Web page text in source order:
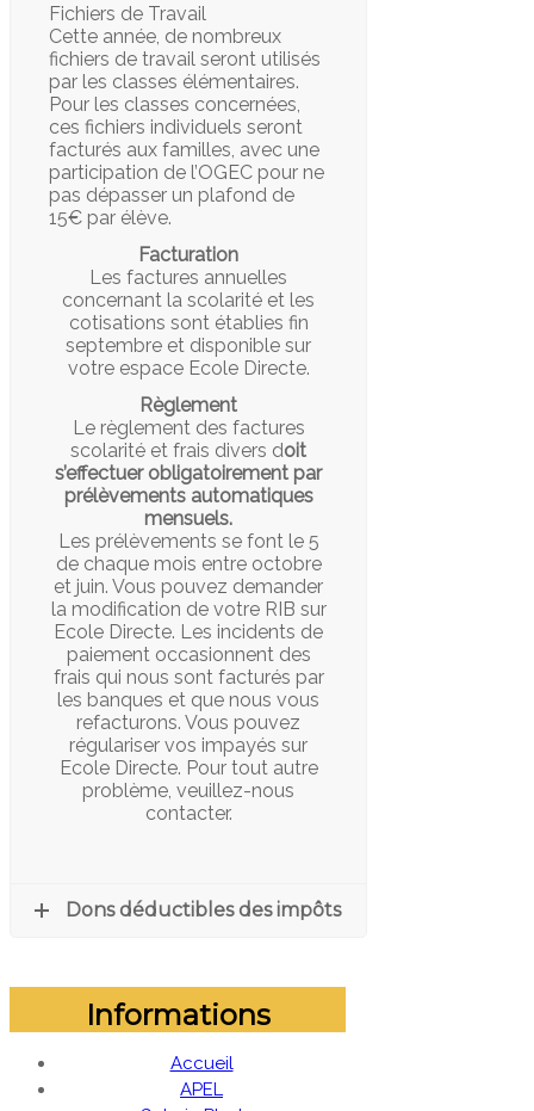
Fichiers de Travail
Cette année, de nombreux
fichiers de travail seront utilisés
par les classes élémentaires.
Pour les classes concernées,
ces fichiers individuels seront
facturés aux familles, avec une
participation de l’OGEC pour ne
pas dépasser un plafond de
15€ par élève.
Facturation
Les factures annuelles
concernant la scolarité et les
cotisations sont établies fin
septembre et disponible sur
votre espace Ecole Directe.
Règlement
Le règlement des factures
scolarité et frais divers doit
s’effectuer obligatoirement par
prélèvements automatiques
mensuels.
Les prélèvements se font le 5
de chaque mois entre octobre
et juin. Vous pouvez demander
la modification de votre RIB sur
Ecole Directe. Les incidents de
paiement occasionnent des
frais qui nous sont facturés par
les banques et que nous vous
refacturons. Vous pouvez
régulariser vos impayés sur
Ecole Directe. Pour tout autre
problème, veuillez-nous
contacter.
Dons déductibles des impôts
Informations
Accueil
APEL